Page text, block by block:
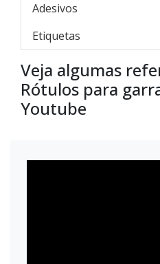
Adesivos
Etiquetas
Veja algumas
Rótulos para
Youtube